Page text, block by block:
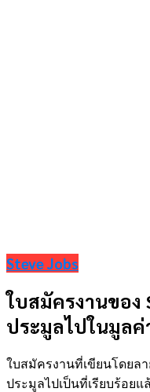
Steve Jobs
ใบสมัครงานของ
ประมูลไปในมูลค่
ใบสมัครงานที่เขียนโดยลา
ประมูลไปเป็นที่เรียบร้อย